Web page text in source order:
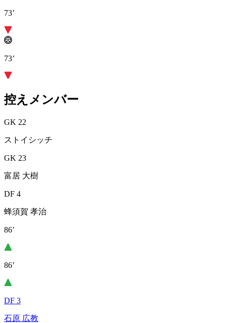
73’
73’
控えメンバー
GK 22
ストイシッチ
GK 23
富居 大樹
DF 4
蜂須賀 孝治
86’
86’
DF 3
石原 広教